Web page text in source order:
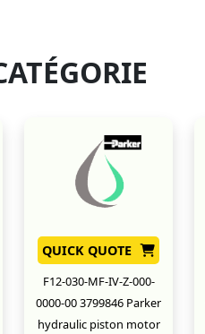
QUICK QUOTE
F12-030-MF-IV-Z-000-
0000-00 3799846 Parker
hydraulic piston motor